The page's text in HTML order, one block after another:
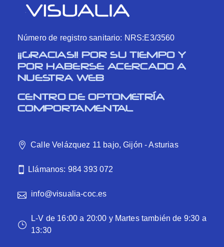
Número de registro sanitario: NRS:E3/3560
¡¡GRACIAS!! POR SU TIEMPO Y
POR HABERSE ACERCADO A
NUESTRA WEB
CENTRO DE OPTOMETRÍA
COMPORTAMENTAL
Calle Velázquez 11 bajo, Gijón - Asturias
Llámanos: 984 393 072
info@visualia-coc.es
L-V de 16:00 a 20:00 y Martes también de 9:30 a
13:30